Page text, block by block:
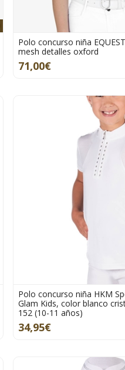
Polo concurso niña
mesh detalles oxford
71,00€
Polo concurso niña HKM
Glam Kids, color blanco
152 (10-11 años)
34,95€